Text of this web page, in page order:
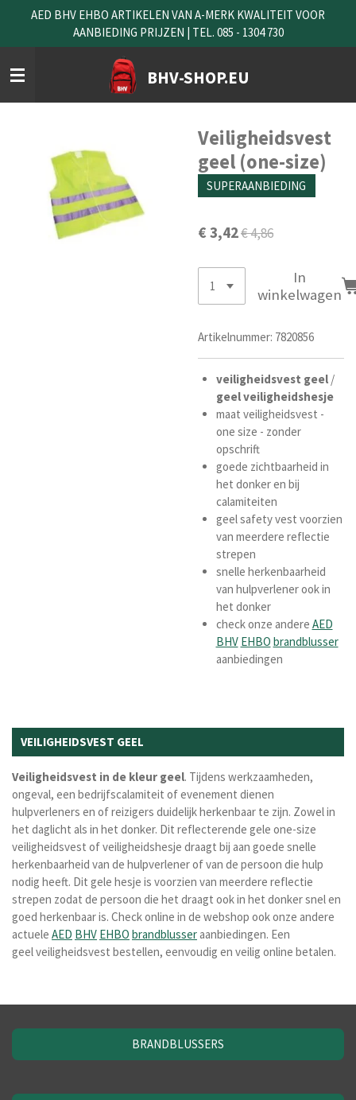
naar
de
hoofdinhoud
BHV-SHOP.EU
AED BHV EHBO ARTIKELEN VAN A-MERK KWALITEIT VOOR
AANBIEDING PRIJZEN | TEL. 085 - 1304 730
Veiligheidsvest
geel (one-size)
SUPERAANBIEDING
€ 3,42€ 4,86
In
winkelwagen
Artikelnummer: 7820856
veiligheidsvest geel /
geel veiligheidshesje
maat veiligheidsvest -
one size - zonder
opschrift
goede zichtbaarheid in
het donker en bij
calamiteiten
geel safety vest voorzien
van meerdere reflectie
strepen
snelle herkenbaarheid
van hulpverlener ook in
het donker
check onze andere AED
BHV EHBO brandblusser
aanbiedingen
VEILIGHEIDSVEST GEEL
Veiligheidsvest in de kleur geel. Tijdens werkzaamheden,
ongeval, een bedrijfscalamiteit of evenement dienen
hulpverleners en of reizigers duidelijk herkenbaar te zijn. Zowel in
het daglicht als in het donker. Dit reflecterende gele one-size
veiligheidsvest of veiligheidshesje draagt bij aan goede snelle
herkenbaarheid van de hulpverlener of van de persoon die hulp
nodig heeft. Dit gele hesje is voorzien van meerdere reflectie
strepen zodat de persoon die het draagt ook in het donker snel en
goed herkenbaar is. Check online in de webshop ook onze andere
actuele AED BHV EHBO brandblusser aanbiedingen. Een
geelveiligheidsvest bestellen, eenvoudig en veilig online betalen.
BRANDBLUSSERS